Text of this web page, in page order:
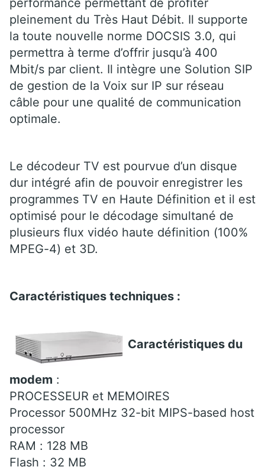
performance permettant de profiter
pleinement du Très Haut Débit. Il supporte
la toute nouvelle norme DOCSIS 3.0, qui
permettra à terme d’offrir jusqu’à 400
Mbit/s par client. Il intègre une Solution SIP
de gestion de la Voix sur IP sur réseau
câble pour une qualité de communication
optimale.
Le décodeur TV est pourvue d’un disque
dur intégré afin de pouvoir enregistrer les
programmes TV en Haute Définition et il est
optimisé pour le décodage simultané de
plusieurs flux vidéo haute définition (100%
MPEG-4) et 3D.
Caractéristiques techniques :
Caractéristiques du
modem :
PROCESSEUR et MEMOIRES
Processor 500MHz 32-bit MIPS-based host
processor
RAM : 128 MB
Flash : 32 MB